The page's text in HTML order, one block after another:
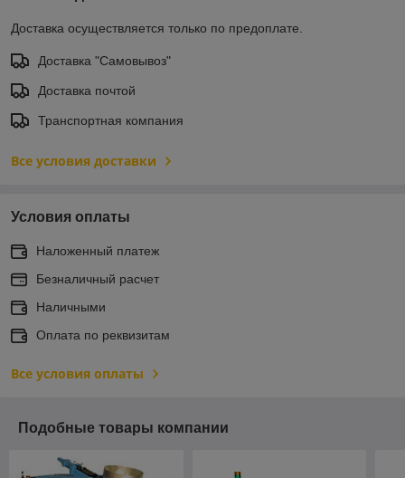
Доставка осуществляется только по предоплате.
Доставка "Самовывоз"
Доставка почтой
Транспортная компания
Все условия доставки
Условия оплаты
Наложенный платеж
Безналичный расчет
Наличными
Оплата по реквизитам
Все условия оплаты
Подобные товары компании